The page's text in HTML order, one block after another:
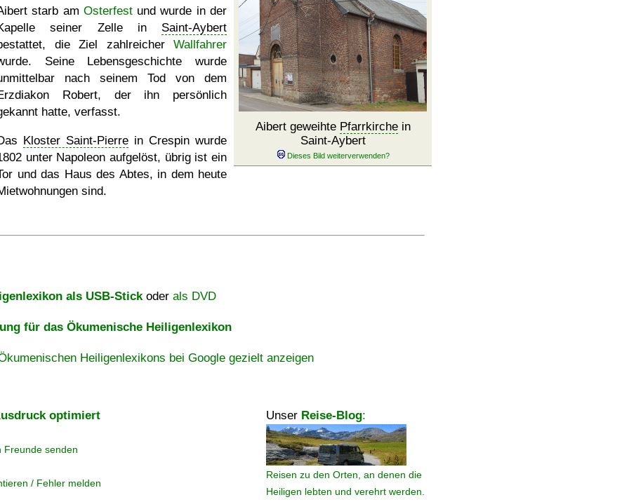
Aibert geweihte Pfarrkirchein
Saint-Aybert
starb am Osterfestund wurde in der
seiner Zelle in Saint-Aybert
die Ziel zahlreicher Wallfahrer
Seine Lebensgeschichte wurde
nach seinem Tod von dem
Robert, der ihn persönlich
hatte, verfasst.
Kloster Saint-Pierre in Crespin wurde
unter Napoleon aufgelöst, übrig ist ein
und das Haus des Abtes, in dem heute
sind.
als USB-Stickoder als DVD
für das Ökumenische Heiligenlexikon
Heiligenlexikons bei Google gezielt anzeigen
optimiert Unser Reise-Blog:
Reisen zu den Orten, an denen die
Heiligen lebten und verehrt werden.
Freunde senden
/ Fehler melden